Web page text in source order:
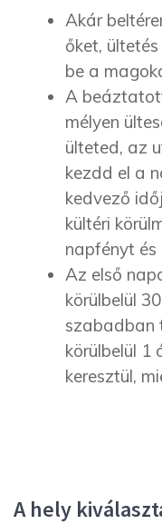
Akár
őket,
be a
A
mélyen
ülteted, az
kezdd el a
kedvező
kültéri
napfényt és
Az első
körülbelül
szabadban
körülbelül 1
keresztül,
A hely